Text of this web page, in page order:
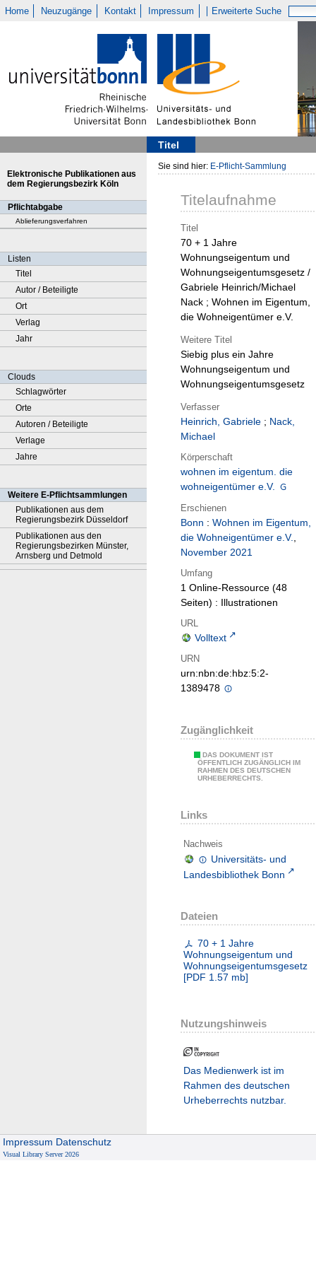
Home Neuzugänge Kontakt Impressum Erweiterte Suche
Titel
Elektronische Publikationen aus
dem Regierungsbezirk Köln
Pflichtabgabe
Ablieferungsverfahren
Listen
Titel
Autor / Beteiligte
Ort
Verlag
Jahr
Clouds
Schlagwörter
Orte
Autoren / Beteiligte
Verlage
Jahre
Weitere E-Pflichtsammlungen
Publikationen aus dem
Regierungsbezirk Düsseldorf
Publikationen aus den
Regierungsbezirken Münster,
Arnsberg und Detmold
Sie sind hier: E-Pflicht-Sammlung
Titelaufnahme
Titel
70 + 1 Jahre
Wohnungseigentum und
Wohnungseigentumsgesetz /
Gabriele Heinrich/Michael
Nack ; Wohnen im Eigentum,
die Wohneigentümer e.V.
Weitere Titel
Siebig plus ein Jahre
Wohnungseigentum und
Wohnungseigentumsgesetz
Verfasser
Heinrich, Gabriele ; Nack,
Michael
Körperschaft
wohnen im eigentum. die
wohneigentümer e.V.
Erschienen
Bonn : Wohnen im Eigentum,
die Wohneigentümer e.V.,
November 2021
Umfang
1 Online-Ressource (48
Seiten) : Illustrationen
URL
Volltext
URN
urn:nbn:de:hbz:5:2-
1389478
Zugänglichkeit
DAS DOKUMENT IST
ÖFFENTLICH ZUGÄNGLICH IM
RAHMEN DES DEUTSCHEN
URHEBERRECHTS.
Links
Nachweis
Universitäts- und
Landesbibliothek Bonn
Dateien
70 + 1 Jahre
Wohnungseigentum und
Wohnungseigentumsgesetz
[PDF 1.57 mb]
Nutzungshinweis
Das Medienwerk ist im
Rahmen des deutschen
Urheberrechts nutzbar.
Impressum Datenschutz
Visual Library Server 2026